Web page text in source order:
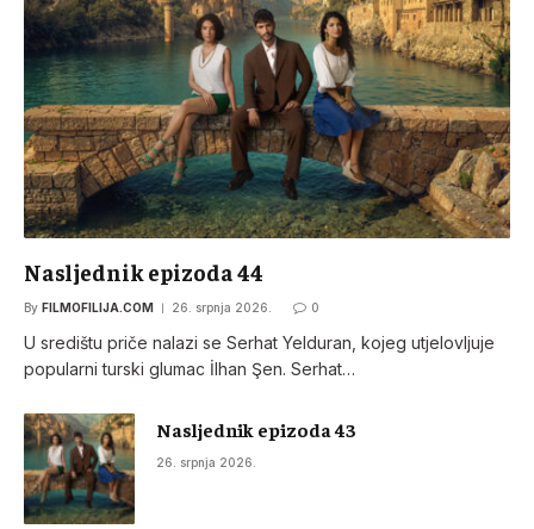
Nasljednik epizoda 44
By FILMOFILIJA.COM 26. srpnja 2026. 0
U središtu priče nalazi se Serhat Yelduran, kojeg utjelovljuje
popularni turski glumac İlhan Şen. Serhat…
Nasljednik epizoda 43
26. srpnja 2026.